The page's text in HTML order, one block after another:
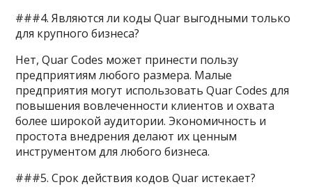
###4. Являются ли коды Quar выгодными только
для крупного бизнеса?
Нет, Quar Codes может принести пользу
предприятиям любого размера. Малые
предприятия могут использовать Quar Codes для
повышения вовлеченности клиентов и охвата
более широкой аудитории. Экономичность и
простота внедрения делают их ценным
инструментом для любого бизнеса.
###5. Срок действия кодов Quar истекает?